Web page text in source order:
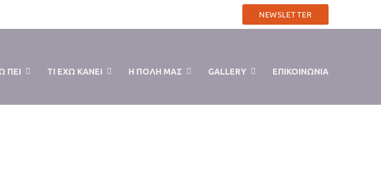
NEWSLETTER
ΠΕΙ ΤΙ ΕΧΩ ΚΑΝΕΙ Η ΠΟΛΗ ΜΑΣ GALLERY ΕΠΙΚΟΙΝΩΝΙΑ